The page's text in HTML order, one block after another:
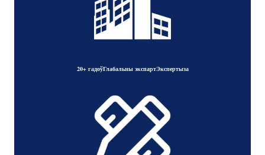
20+ гадоўГлабальны экспартЭкспертыза